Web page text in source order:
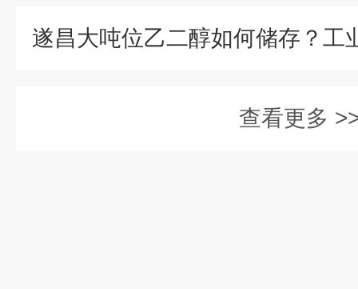
查看更多